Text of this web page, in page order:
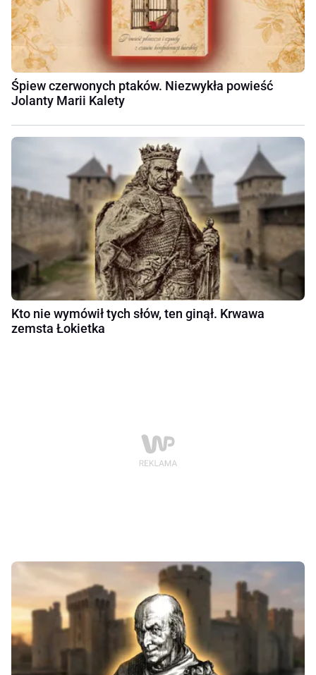
Śpiew czerwonych ptaków. Niezwykła powieść
Jolanty Marii Kalety
Kto nie wymówił tych słów, ten ginął. Krwawa
zemsta Łokietka